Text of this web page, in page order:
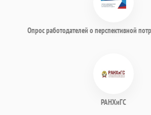
Опрос работодателей о перспективной
РАНХиГС